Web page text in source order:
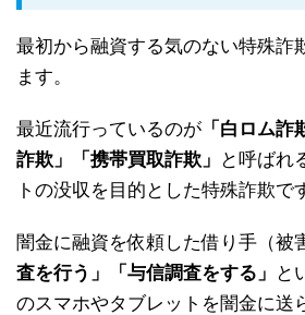
最初から融資する気のない特殊詐
ます。
最近流行っているのが 「白ロム
詐欺」「携帯買取詐欺」
と呼ばれ
トの没収を目的とした特殊詐欺で
闇金に融資を依頼した借り手（被
査を行う」「与信調査をする」
と
のスマホやタブレットを闇金に送